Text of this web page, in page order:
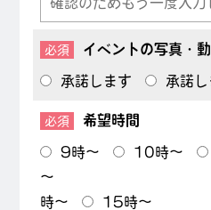
必須 イベントの写真・
承諾します 承諾
必須 希望時間
9時～ 10時～
～
時～
15時～